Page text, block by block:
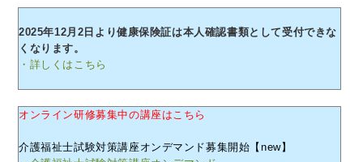
2025年12月2日より健康保険証は本人確認書類として受付できな
くなります。
・詳しくはこちら
オンライン研修募集中の講座はこちら
介護福祉士試験対策講座オンデマンド募集開始【new】